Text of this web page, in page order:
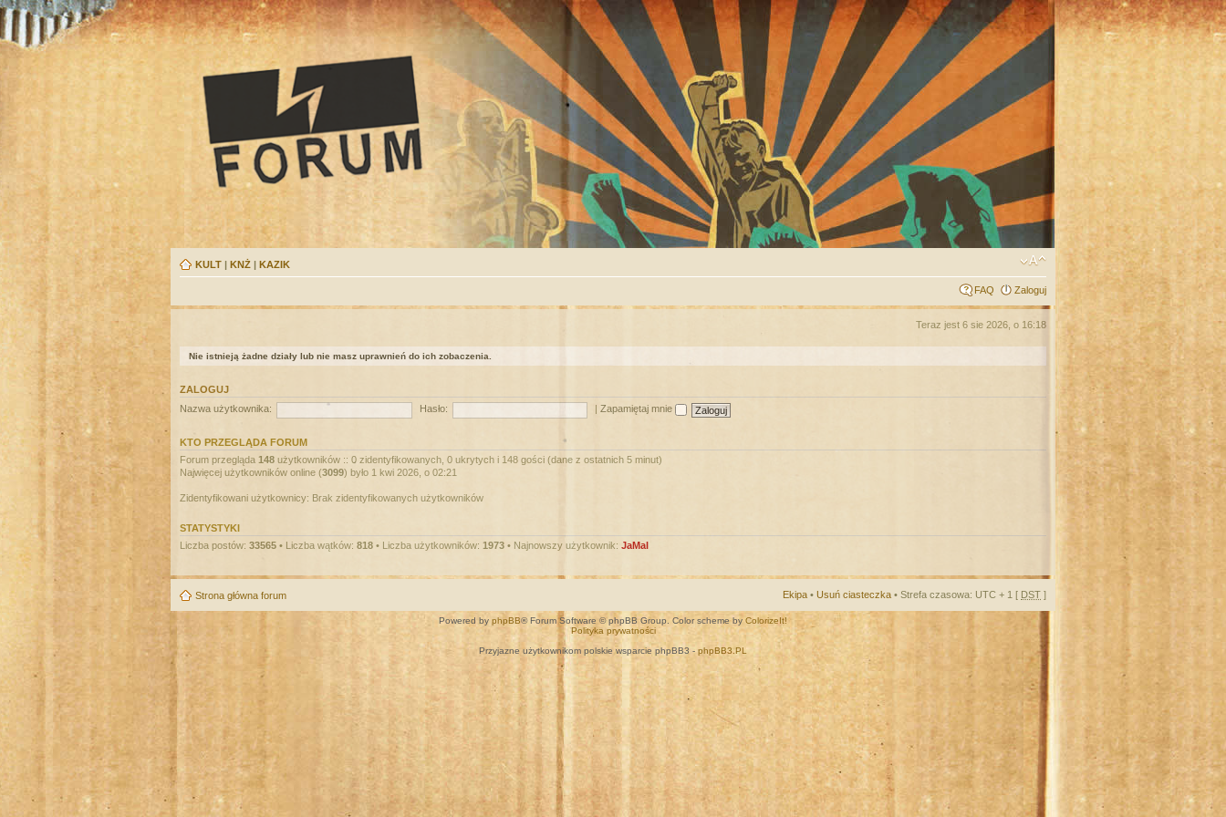
KULT | KNŻ | KAZIK
FAQ Zaloguj
Teraz jest 6 sie 2026, o 16:18
Nie istnieją żadne działy lub nie masz uprawnień do ich zobaczenia.
ZALOGUJ
Nazwa użytkownika:
Hasło: Zapamiętaj mnie
KTO PRZEGLĄDA FORUM
Forum przegląda 148 użytkowników :: 0 zidentyfikowanych, 0 ukrytych i 148 gości (dane z ostatnich 5 minut)
Najwięcej użytkowników online (3099) było 1 kwi 2026, o 02:21
Zidentyfikowani użytkownicy: Brak zidentyfikowanych użytkowników
STATYSTYKI
Liczba postów: 33565 • Liczba wątków: 818 • Liczba użytkowników: 1973 • Najnowszy użytkownik: JaMal
Strona główna forum Ekipa • Usuń ciasteczka • Strefa czasowa: UTC + 1 [ DST ]
Powered by phpBB® Forum Software © phpBB Group. Color scheme by ColorizeIt!
Polityka prywatności
Przyjazne użytkownikom polskie wsparcie phpBB3 - phpBB3.PL